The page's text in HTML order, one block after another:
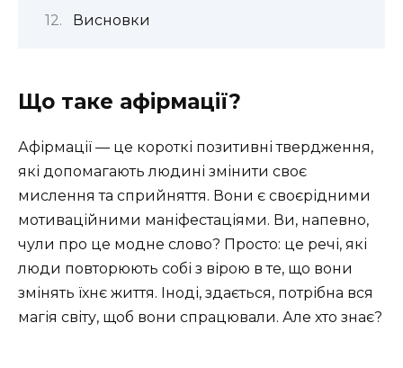
Висновки
Що таке афірмації?
Афірмації — це короткі позитивні твердження,
які допомагають людині змінити своє
мислення та сприйняття. Вони є своєрідними
мотиваційними маніфестаціями. Ви, напевно,
чули про це модне слово? Просто: це речі, які
люди повторюють собі з вірою в те, що вони
змінять їхнє життя. Іноді, здається, потрібна вся
магія світу, щоб вони спрацювали. Але хто знає?